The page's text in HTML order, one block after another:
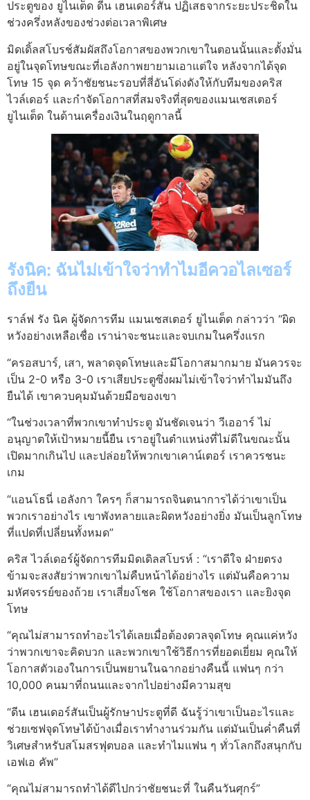
ประตูของ ยูไนเต็ด ดีน เฮนเดอร์สัน ปฏิเสธจากระยะประชิดใน
ช่วงครึ่งหลังของช่วงต่อเวลาพิเศษ
มิดเดิ้ลสโบรช์สัมผัสถึงโอกาสของพวกเขาในตอนนั้นและตั้งมั่น
อยู่ในจุดโทษขณะที่เอลังกาพยายามเอาแต่ใจ หลังจากได้จุด
โทษ 15 จุด คว้าชัยชนะรอบที่สี่อันโด่งดังให้กับทีมของคริส
ไวล์เดอร์ และกำจัดโอกาสที่สมจริงที่สุดของแมนเชสเตอร์
ยูไนเต็ด ในด้านเครื่องเงินในฤดูกาลนี้
รังนิค: ฉันไม่เข้าใจว่าทำไมอีควอไลเซอร์
ถึงยืน
ราล์ฟ รัง นิค ผู้จัดการทีม แมนเชสเตอร์ ยูไนเต็ด กล่าวว่า “ผิด
หวังอย่างเหลือเชื่อ เราน่าจะชนะและจบเกมในครึ่งแรก
“ครอสบาร์, เสา, พลาดจุดโทษและมีโอกาสมากมาย มันควรจะ
เป็น 2-0 หรือ 3-0 เราเสียประตูซึ่งผมไม่เข้าใจว่าทำไมมันถึง
ยืนได้ เขาควบคุมมันด้วยมือของเขา
“ในช่วงเวลาที่พวกเขาทำประตู มันชัดเจนว่า วีเออาร์ ไม่
อนุญาตให้เป้าหมายนี้ยืน เราอยู่ในตำแหน่งที่ไม่ดีในขณะนั้น
เปิดมากเกินไป และปล่อยให้พวกเขาเคาน์เตอร์ เราควรชนะ
เกม
“แอนโธนี่ เอลังกา ใครๆ ก็สามารถจินตนาการได้ว่าเขาเป็น
พวกเราอย่างไร เขาพังทลายและผิดหวังอย่างยิ่ง มันเป็นลูกโทษ
ที่แปดที่เปลี่ยนทั้งหมด”
คริส ไวล์เดอร์ผู้จัดการทีมมิดเดิลสโบรห์ : “เราดีใจ ฝ่ายตรง
ข้ามจะสงสัยว่าพวกเขาไม่คืบหน้าได้อย่างไร แต่มันคือความ
มหัศจรรย์ของถ้วย เราเสี่ยงโชค ใช้โอกาสของเรา และยิงจุด
โทษ
“คุณไม่สามารถทำอะไรได้เลยเมื่อต้องดวลจุดโทษ คุณแค่หวัง
ว่าพวกเขาจะคิดบวก และพวกเขาใช้วิธีการที่ยอดเยี่ยม คุณให้
โอกาสตัวเองในการเป็นพยานในฉากอย่างคืนนี้ แฟนๆ กว่า
10,000 คนมาที่ถนนและจากไปอย่างมีความสุข
“ดีน เฮนเดอร์สันเป็นผู้รักษาประตูที่ดี ฉันรู้ว่าเขาเป็นอะไรและ
ช่วยเซฟจุดโทษได้บ้างเมื่อเราทำงานร่วมกัน แต่มันเป็นค่ำคืนที่
วิเศษสำหรับสโมสรฟุตบอล และทำไมแฟน ๆ ทั่วโลกถึงสนุกกับ
เอฟเอ คัพ”
“คุณไม่สามารถทำได้ดีไปกว่าชัยชนะที่ ในคืนวันศุกร์”